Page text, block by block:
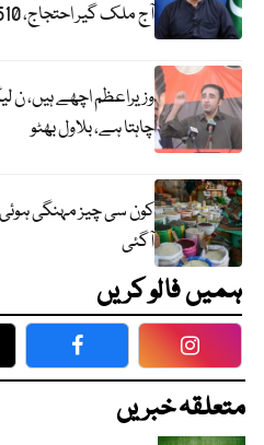
آج ملک گیر احتجاج، 510 شاہراہوں پر دھرنوں کا اعلان
وزیراعظم اچھے ہیں، ن
چاہتا ہے، بلاول بھٹو
کون سی چیز مہنگی
آگئی
ہمیں فالو کریں
Facebook
متعلقہ خبریں